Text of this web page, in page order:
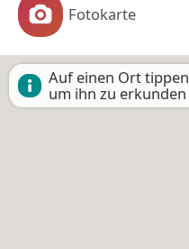
Fotokarte
Auf einen Ort tippen
um ihn zu erkunden